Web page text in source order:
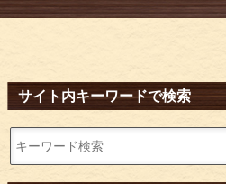
サイト内キーワードで検索